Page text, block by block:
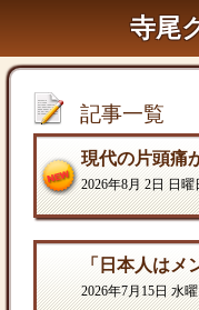
寺尾
記事一覧
2026年8月 2日 日曜
2026年7月15日 水